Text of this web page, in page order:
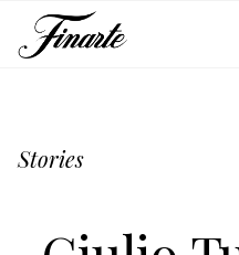
Stories